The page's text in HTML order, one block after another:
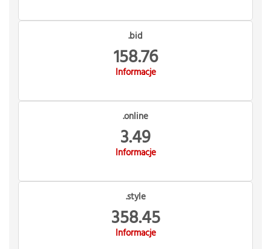
.bid
158.76
Informacje
.online
3.49
Informacje
.style
358.45
Informacje